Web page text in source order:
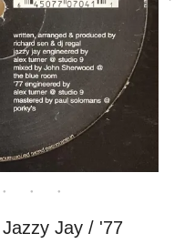
Jay / '77